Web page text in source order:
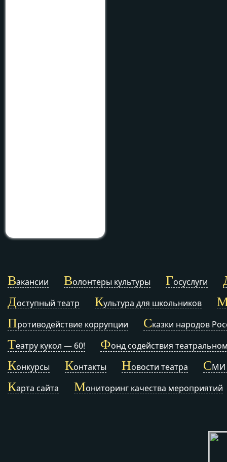
Вакансии Волонтеры культуры Госуслуги
Доступный театр Культура для школьников
Противодействие коррупции Сказки народов
Театру кукол — 60! Фонд содействия
Конкурсы Контакты Новости театра СМИ
Карта сайта Мониторинг качества мероприятий